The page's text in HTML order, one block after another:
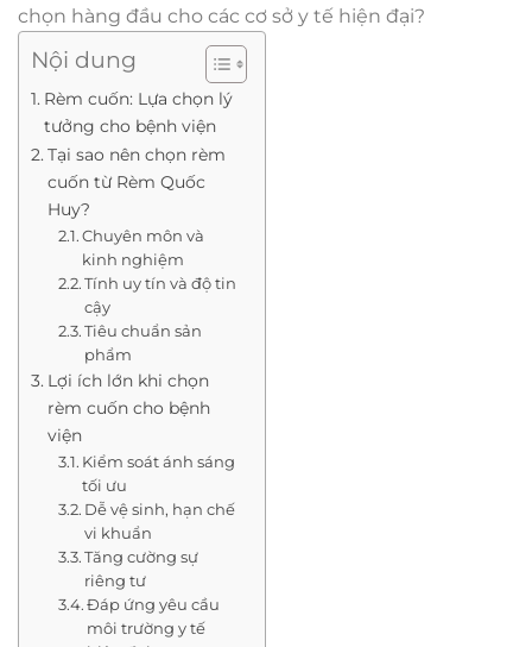
chọn hàng đầu cho các cơ sở y tế hiện đại?
Nội dung
Rèm cuốn: Lựa chọn lý
tưởng cho bệnh viện
Tại sao nên chọn rèm
cuốn từ Rèm Quốc
Huy?
Chuyên môn và
kinh nghiệm
Tính uy tín và độ tin
cậy
Tiêu chuẩn sản
phẩm
Lợi ích lớn khi chọn
rèm cuốn cho bệnh
viện
Kiểm soát ánh sáng
tối ưu
Dễ vệ sinh, hạn chế
vi khuẩn
Tăng cường sự
riêng tư
Đáp ứng yêu cầu
môi trường y tế